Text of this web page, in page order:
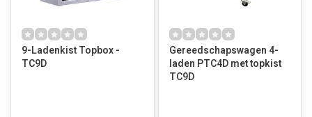
9-Ladenkist Topbox -
TC9D
Gereedschapswagen 4-
laden PTC4D met topkist
TC9D